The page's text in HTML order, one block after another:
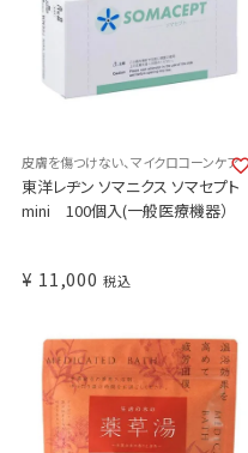
皮膚を傷つけない、マイクロコーンケア
東洋レヂン ソマニクス ソマセプト
mini 100個入(一般医療機器）
¥ 11,000 税込